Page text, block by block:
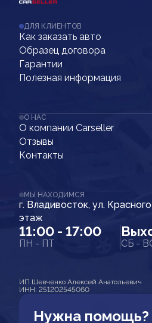
ДЛЯ КЛИЕНТОВ
Как заказать авто
Образец договора
Гарантии
Полезная информация
О НАС
О компании Carseller
Отзывы
Контакты
МЫ НАХОДИМСЯ
г. Владивосток, ул.
этаж
11:00 - 17:00
ПН - ПТ СБ -
ИП Шевченко Алексей Анатольевич
ИНН: 251202545060
Нужна помощь?